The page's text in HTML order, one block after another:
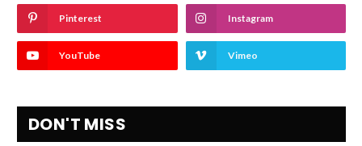
Pinterest Instagram
YouTube Vimeo
DON'T MISS